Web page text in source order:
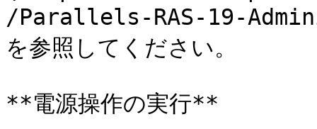
/Parallels-RAS-19-
を参照してください。
**電源操作の実行**